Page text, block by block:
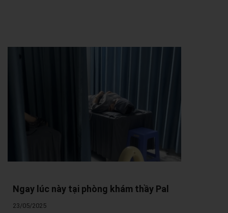
Ngay lúc này tại phòng khám thầy Pal
23/05/2025